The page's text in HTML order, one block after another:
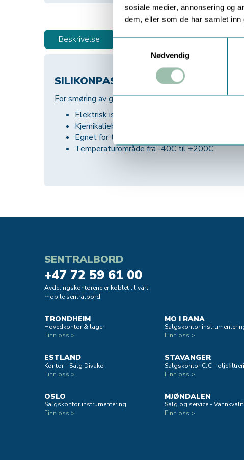
sosiale medier, annonsering og
dem, eller som de har samlet
Nødvendig
Beskrivelse
SILIKONPASTA
For smøring av gummi og plastmaterialer i
Elektrisk isolerende
Kjemikaliebestandig
Egnet for trykk- og vakuumsystemer
Temperaturområde fra -40C til +200C
SENTRALBORD
+47 72 59 61 00
Avdelingskontorene er koblet til vårt
mobile sentralbord.
TRONDHEIM
Hovedkontor & lager
Finn oss >
ESTLAND
Kontor - Salg Divako
Finn oss >
OSLO
Salgskontor instrumentering
Finn oss >
MO I RANA
Salgskontor
Finn oss >
STAVANGER
Salgskontor CJC -
Finn oss >
MJØNDALEN
Salg og service -
Finn oss >